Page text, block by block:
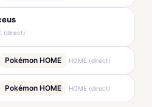
(direct)
Pokémon HOME HOME (direct)
Pokémon HOME HOME (direct)